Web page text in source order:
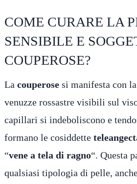
COME CURARE LA
SENSIBILE E
COUPEROSE?
La couperosesi manifesta con
venuzze rossastre visibili sul
capillari si indeboliscono e
formano le cosiddette
“vene a tela di ragno“. Questa
qualsiasi tipologia di pelle,